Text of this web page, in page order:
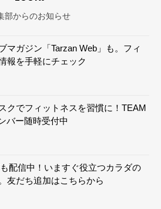
部からのお知らせ
マガジン「Tarzan Web」も。フィ
報を手軽にチェック
クでフィットネスを習慣に！TEAM
バー随時受付中
配信中！いますぐ役立つカラダの
友だち追加はこちらから